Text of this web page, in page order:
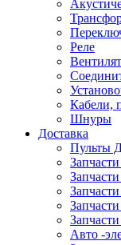
Реле
Кабели,
Шнуры
Доставка
Пульты
Авто -